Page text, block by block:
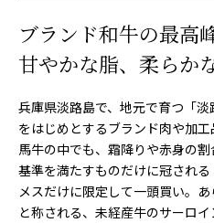
ブランド和牛の最高
甘やかな脂、柔らか
兵庫県淡路島で、地元で育つ「淡
をはじめとするブランド肉や加
馬牛の中でも、霜降りや赤身の
基準を満たすものだけに冠され
メスだけに限定して一頭買い。
と称される、未経産牛のサーロイ